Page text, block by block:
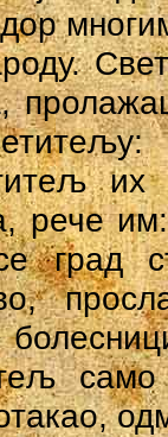
их
рече
град